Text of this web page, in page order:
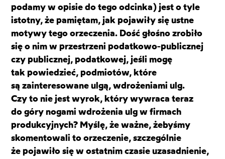
podamy w opisie do tego odcinka) jest o tyle
istotny, że pamiętam, jak pojawiły się ustne
motywy tego orzeczenia. Dość głośno zrobiło
się o nim w przestrzeni podatkowo-publicznej
czy publicznej, podatkowej, jeśli mogę
tak powiedzieć, podmiotów, które
są zainteresowane ulgą, wdrożeniami ulg.
Czy to nie jest wyrok, który wywraca teraz
do góry nogami wdrożenia ulg w firmach
produkcyjnych? Myślę, że ważne, żebyśmy
skomentowali to orzeczenie, szczególnie
że pojawiło się w ostatnim czasie uzasadnienie,